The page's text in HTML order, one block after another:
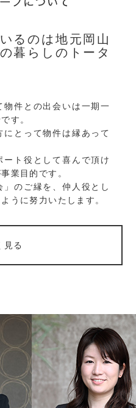
るのは地元岡山
暮らしのトータ
件との出会いは一期一
す。
とって物件は縁あって
ト役として喜んで頂け
業目的です。
のご縁を、仲人役とし
うに努力いたします。
見る